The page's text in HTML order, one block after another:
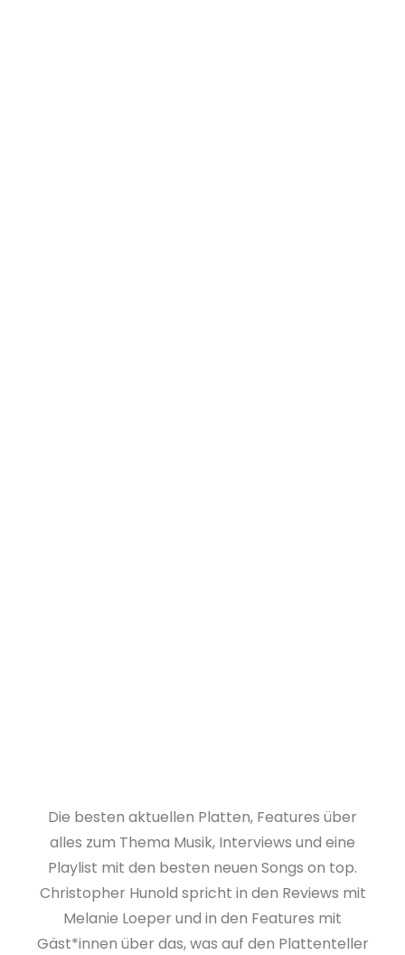
Die besten aktuellen Platten, Features über
alles zum Thema Musik, Interviews und eine
Playlist mit den besten neuen Songs on top.
Christopher Hunold spricht in den Reviews mit
Melanie Loeper und in den Features mit
Gäst*innen über das, was auf den Plattenteller